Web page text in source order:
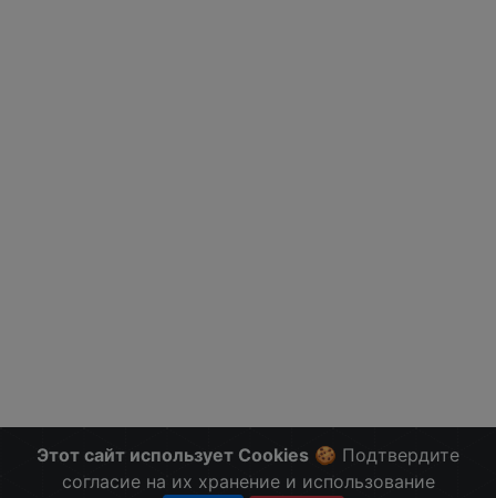
Этот сайт использует Cookies 🍪 Подтвердите
согласие на их хранение и использование